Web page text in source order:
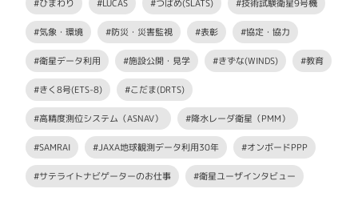
#ひまわり #LUCAS #つばめ(SLATS) #技術試験衛星9号機
#気象・環境 #防災・災害監視 #表彰 #協定・協力
#衛星データ利用 #施設公開・見学 #きずな(WINDS) #教育
#きく8号(ETS-8) #こだま(DRTS)
#高精度測位システム（ASNAV） #降水レーダ衛星（PMM）
#SAMRAI #JAXA地球観測データ利用30年 #オンボードPPP
#サテライトナビゲーターのお仕事 #衛星ユーザインタビュー